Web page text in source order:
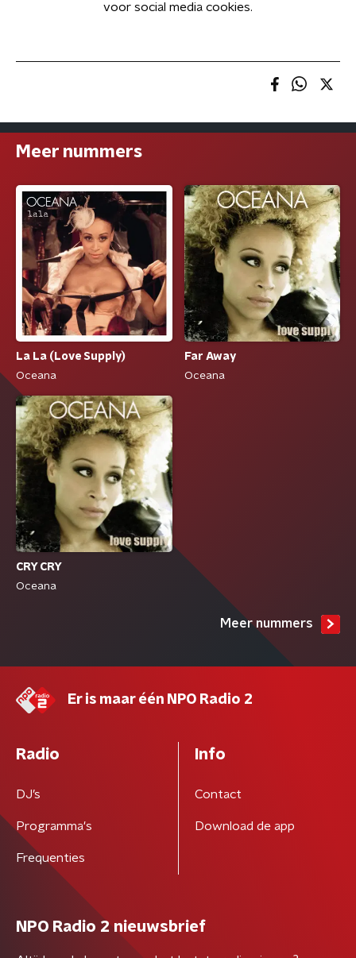
voor social media cookies.
Meer nummers
La La (Love Supply)
Oceana
Far Away
Oceana
CRY CRY
Oceana
Meer nummers
Er is maar één NPO Radio 2
Radio
DJ’s
Programma's
Frequenties
Info
Contact
Download de app
NPO Radio 2 nieuwsbrief